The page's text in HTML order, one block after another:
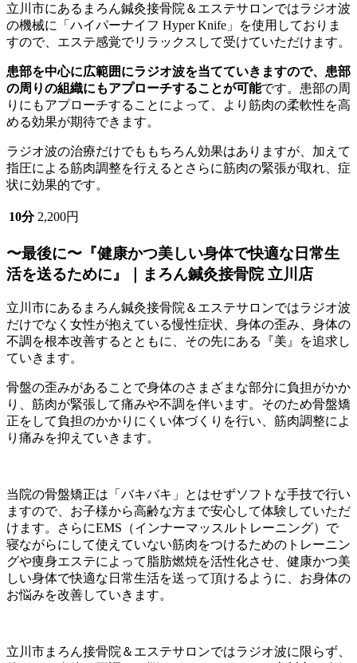
立川市にあるまろん鍼灸接骨院＆エステサロンではラジオ波
の機械に「ハイパーナイフ Hyper Knife」を使用しておりま
すので、エステ感覚でリラックスして受けていただけます。
患部を中心に広範囲にラジオ波を当てていきますので、患部
の周りの組織にもアプローチすることが可能です。患部の周
りにもアプローチすることによって、より筋肉の柔軟性を高
める効果が期待できます。
ラジオ波の治療だけでももちろん効果はありますが、加えて
指圧による筋肉調整を行えるとさらに筋肉の緊張が取れ、症
状に効果的です。
10分 2,200円
〜最後に〜『健康かつ美しい身体で快適な日常生
活を送るために』｜まろん鍼灸接骨院 立川店
立川市にあるまろん鍼灸接骨院＆エステサロンではラジオ波
だけでなく女性が抱えている慢性症状、身体の歪み、身体の
不調を根本改善するとともに、その先にある『美』を追求し
ていきます。
骨盤の歪みがあることで身体のさまざまな部分に負担がかか
り、筋肉が緊張して痛みや不調を伴います。そのため骨盤矯
正をして負担のかかりにくい体づくりを行い、筋肉調整によ
り痛みを抑えていきます。
当院の骨盤矯正は「バキバキ」とはせずソフトな手技で行い
ますので、お子様から高齢な方まで安心して体験していただ
けます。さらにEMS（インナーマッスルトレーニング）で
寝ながらにして使えていない筋肉をつけるためのトレーニン
グや痩身エステによって脂肪燃焼を活性化させ、健康かつ美
しい身体で快適な日常生活を送って頂けるように、お身体の
お悩みを改善していきます。
立川市まろん接骨院＆エステサロンではラジオ波に限らず、